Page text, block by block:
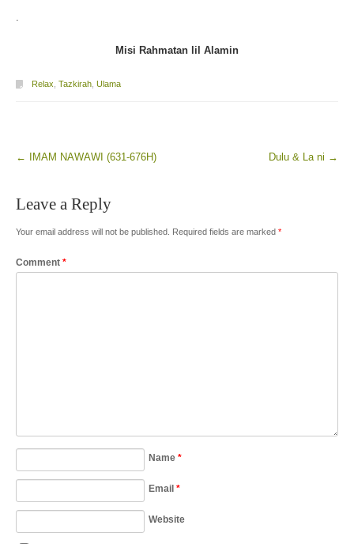
Misi Rahmatan lil Alamin
Relax Tazkirah, Ulama
← IMAM NAWAWI (631-676H) Dulu & La ni →
Leave a Reply
Your email address will not be published. Required fields are marked *
Comment *
Name*
Email*
Website